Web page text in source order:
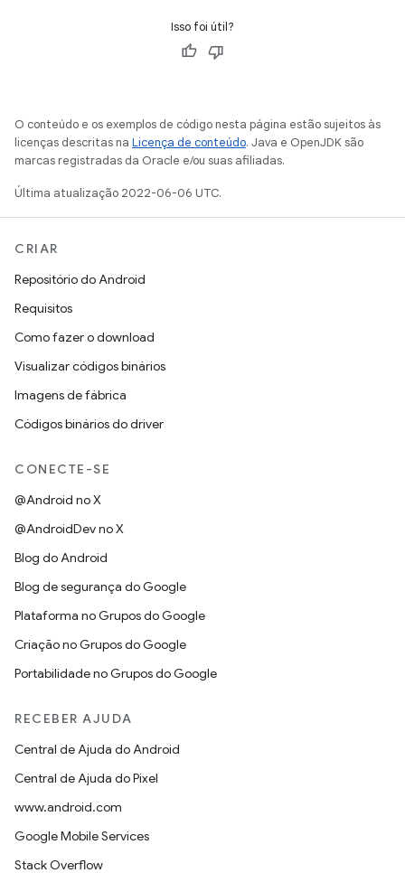
Isso foi útil?
O conteúdo e os exemplos de código nesta página estão sujeitos às
licenças descritas na Licença de conteúdo. Java e OpenJDK são
marcas registradas da Oracle e/ou suas afiliadas.
Última atualização 2022-06-06 UTC.
CRIAR
Repositório do Android
Requisitos
Como fazer o download
Visualizar códigos binários
Imagens de fábrica
Códigos binários do driver
CONECTE-SE
@Android no X
@AndroidDev no X
Blog do Android
Blog de segurança do Google
Plataforma no Grupos do Google
Criação no Grupos do Google
Portabilidade no Grupos do Google
RECEBER AJUDA
Central de Ajuda do Android
Central de Ajuda do Pixel
www.android.com
Google Mobile Services
Stack Overflow